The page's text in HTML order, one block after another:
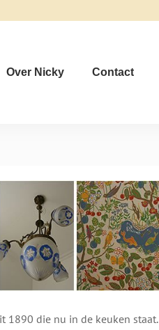
Over Nicky Contact
1890 die nu in de keuken staat.